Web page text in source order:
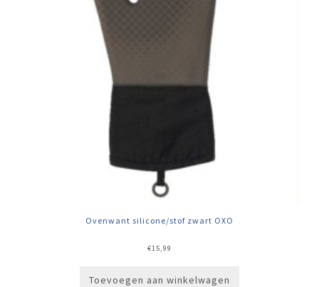
Ovenwant silicone/stof zwart OXO
€15,99
Toevoegen aan winkelwagen